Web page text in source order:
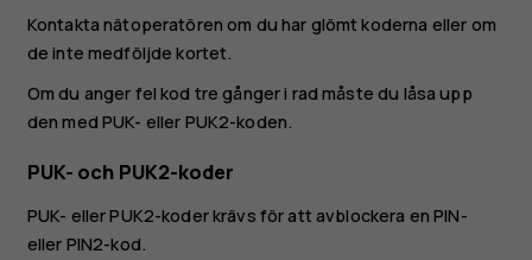
Kontakta nätoperatören om du har glömt koderna eller om
de inte medföljde kortet.
Om du anger fel kod tre gånger i rad måste du låsa upp
den med PUK- eller PUK2-koden.
PUK- och PUK2-koder
PUK- eller PUK2-koder krävs för att avblockera en PIN-
eller PIN2-kod.